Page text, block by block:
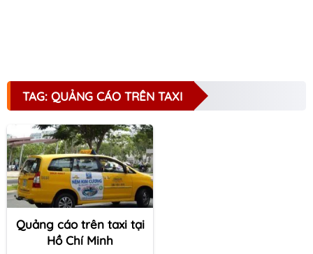
TAG: QUẢNG CÁO TRÊN TAXI
Quảng cáo trên taxi tại
Hồ Chí Minh